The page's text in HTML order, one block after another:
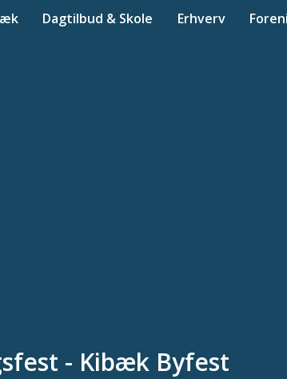
Dagtilbud & Skole Erhverv
- Kibæk Byfest